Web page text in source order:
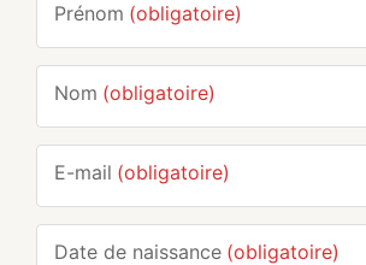
Prénom (obligatoire)
Nom (obligatoire)
E-mail (obligatoire)
Date de naissance (obligatoire)